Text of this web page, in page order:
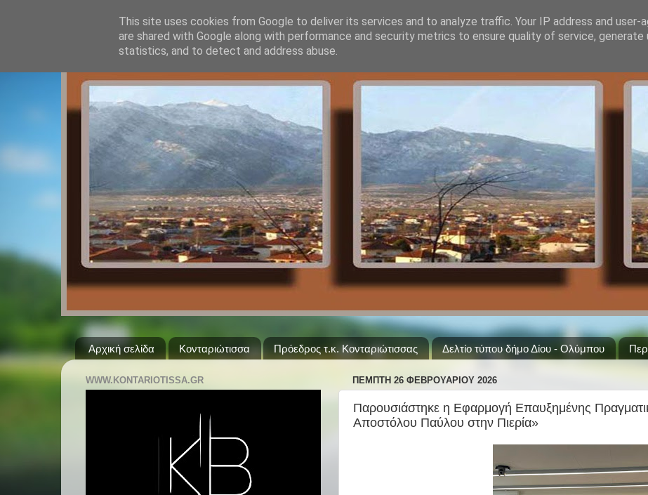
Αρχική σελίδα Κονταριώτισσα Πρόεδρος τ.κ. Κονταριώτισσας Δελτίο τύπου δήμο Δίου - Ολύμπου
ΠΈΜΠΤΗ 26 ΦΕΒΡΟΥΑΡΊΟΥ 2026
Παρουσιάστηκε η Εφαρμογή Επαυξημένης
Αποστόλου Παύλου στην Πιερία»
WWW.KONTARIOTISSA.GR
This site uses cookies from Google to deliver its services and to analyze traffic. Your IP address and user-
are shared with Google along with performance and security metrics to ensure quality of service, generate
statistics, and to detect and address abuse.